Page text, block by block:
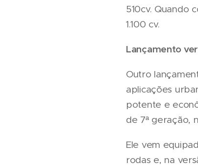
510cv. Quando
1.100 cv.
Lançamento
Outro
aplicações
potente e
de 7ª geração,
Ele vem
rodas e, na